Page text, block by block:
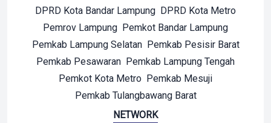
DPRD Kota Bandar Lampung DPRD Kota Metro
Pemrov Lampung Pemkot Bandar Lampung
Pemkab Lampung Selatan Pemkab Pesisir Barat
Pemkab Pesawaran Pemkab Lampung Tengah
Pemkot Kota Metro Pemkab Mesuji
Pemkab Tulangbawang Barat
NETWORK